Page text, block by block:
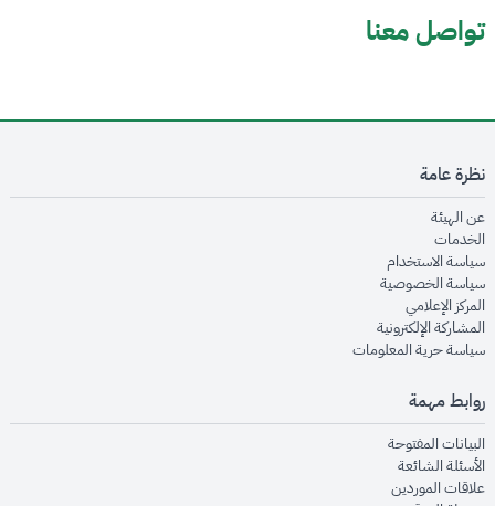
تواصل معنا
نظرة عامة
عن الهيئةopens in new window
الخدماتopens in new window
سياسة الاستخدام
سياسة الخصوصيةopens in new window
المركز الإعلاميopens in new window
المشاركة الإلكترونيةopens in new window
سياسة حرية المعلوماتopens in new window
روابط مهمة
البيانات المفتوحةopens in new window
الأسئلة الشائعةopens in new window
علاقات الموردينopens in new window